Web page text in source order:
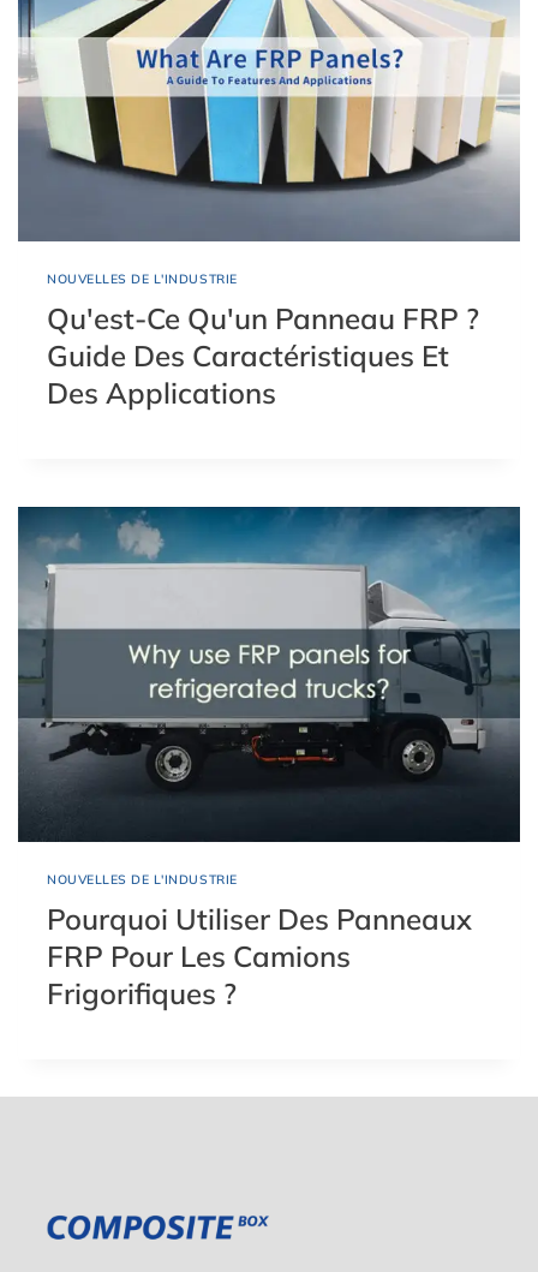
NOUVELLES DE L'INDUSTRIE
Qu'est-Ce Qu'un Panneau FRP ?
Guide Des Caractéristiques Et
Des Applications
NOUVELLES DE L'INDUSTRIE
Pourquoi Utiliser Des Panneaux
FRP Pour Les Camions
Frigorifiques ?